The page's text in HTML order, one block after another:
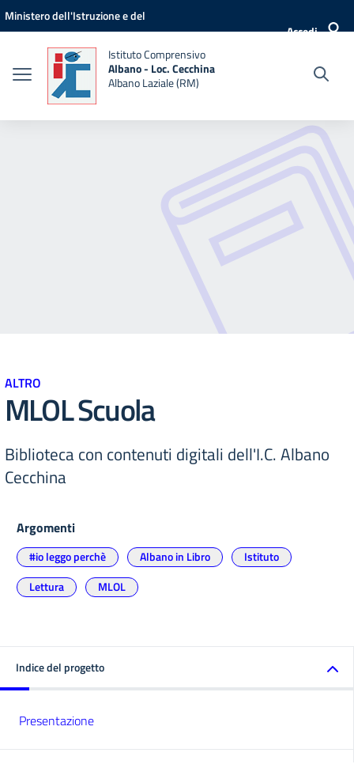
Vai ai contenuti
Vai al menu di navigazione
Vai al footer
Ministero dell'Istruzione e del
Accedi
Istituto Comprensivo
Albano - Loc. Cecchina
Albano Laziale (RM)
ALTRO
MLOL Scuola
Biblioteca con contenuti digitali dell'I.C. Albano
Cecchina
Argomenti
#io leggo perchè Albano in Libro
Istituto
Lettura
MLOL
Indice del progetto
Presentazione